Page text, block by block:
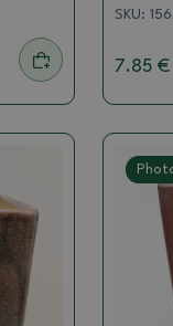
SKU:
7.85 €